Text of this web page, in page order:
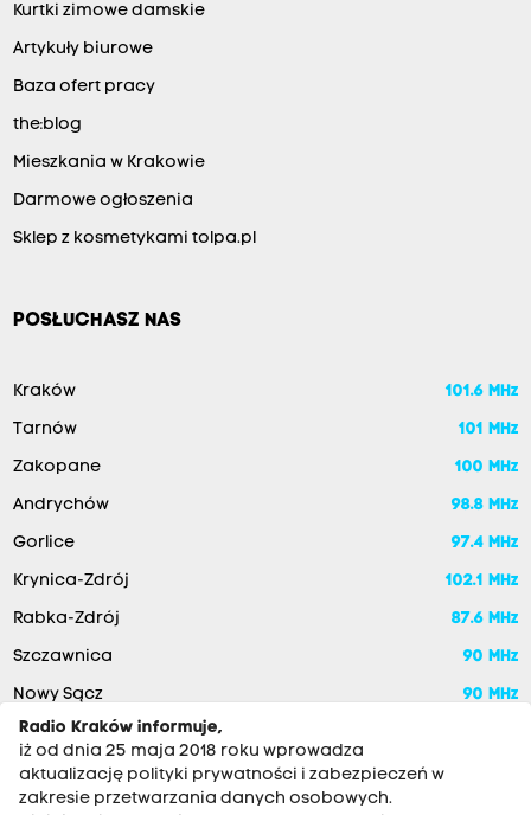
Kurtki zimowe damskie
Artykuły biurowe
Baza ofert pracy
the:blog
Mieszkania w Krakowie
Darmowe ogłoszenia
Sklep z kosmetykami tolpa.pl
POSŁUCHASZ NAS
Kraków 101.6 MHz
Tarnów 101 MHz
Zakopane 100 MHz
Andrychów 98.8 MHz
Gorlice 97.4 MHz
Krynica-Zdrój 102.1 MHz
Rabka-Zdrój 87.6 MHz
Szczawnica 90 MHz
Nowy Sącz
90 MHz
Radio Kraków informuje,
iż od dnia 25 maja 2018 roku wprowadza
aktualizację polityki prywatności i zabezpieczeń w
zakresie przetwarzania danych osobowych.